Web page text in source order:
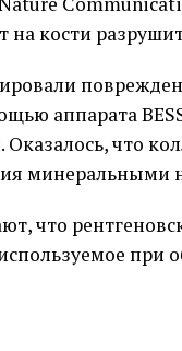
на кости
аппарата
Оказалось, что
минеральными
что